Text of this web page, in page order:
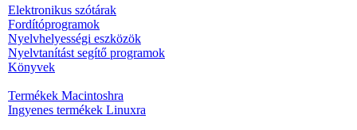
Elektronikus szótárak
Fordítóprogramok
Nyelvhelyességi eszközök
Nyelvtanítást segítő programok
Könyvek
Termékek Macintoshra
Ingyenes termékek Linuxra